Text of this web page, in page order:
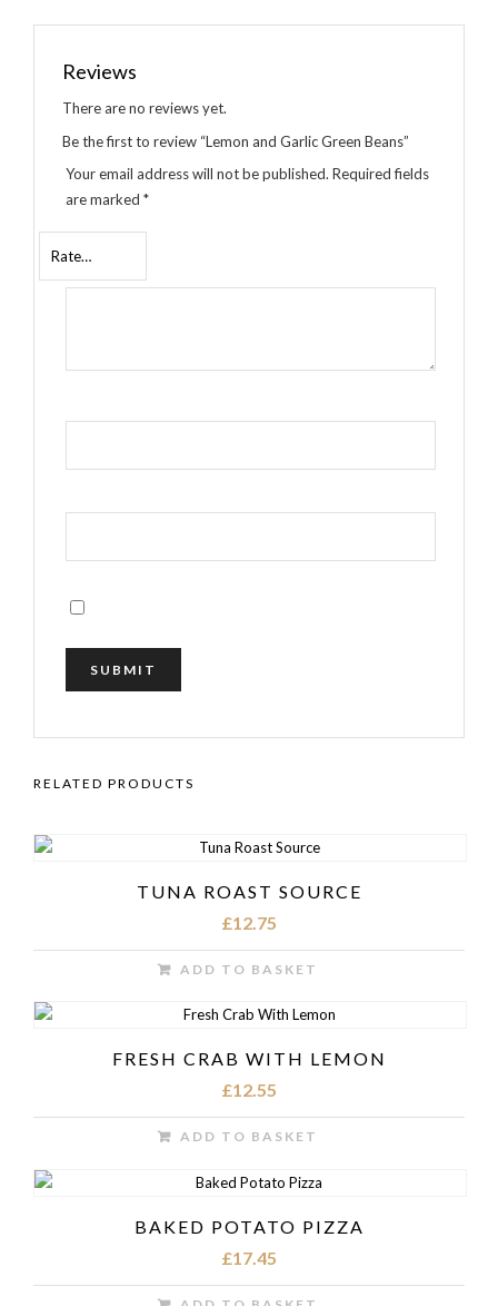
Reviews
There are no reviews yet.
Be the first to review “Lemon and Garlic Green Beans”
Your email address will not be published. Required fields
are marked *
RELATED PRODUCTS
TUNA ROAST SOURCE
£12.75
ADD TO BASKET
FRESH CRAB WITH LEMON
£12.55
ADD TO BASKET
BAKED POTATO PIZZA
£17.45